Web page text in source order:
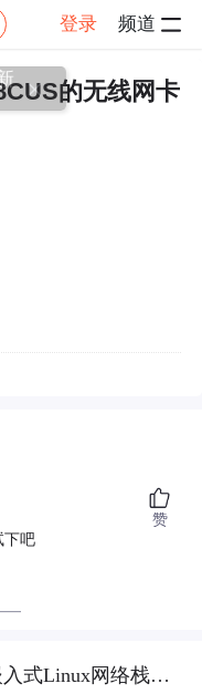
登录 频道
帖子详情
的无线网卡
下吧
赞
Jetson TK1搭建WiFi热点：嵌入式Linux网络栈实战指南